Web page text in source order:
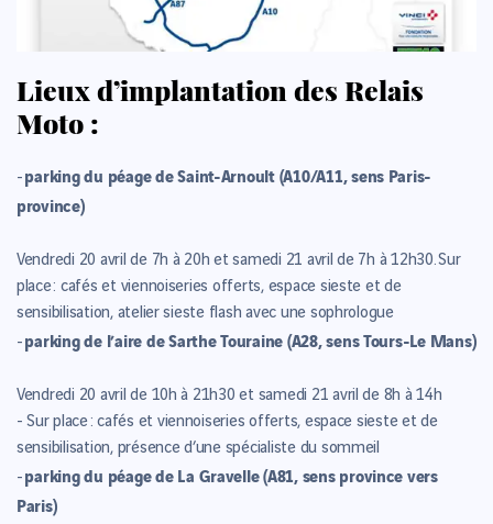
Lieux d’implantation des Relais
Moto :
-parking du péage de Saint-Arnoult (A10/A11, sens Paris-
province)
Vendredi 20 avril de 7h à 20h et samedi 21 avril de 7h à 12h30.Sur
place : cafés et viennoiseries offerts, espace sieste et de
sensibilisation, atelier sieste flash avec une sophrologue
-parking de l’aire de Sarthe Touraine (A28, sens Tours-Le Mans)
Vendredi 20 avril de 10h à 21h30 et samedi 21 avril de 8h à 14h
- Sur place : cafés et viennoiseries offerts, espace sieste et de
sensibilisation, présence d’une spécialiste du sommeil
-parking du péage de La Gravelle (A81, sens province vers
Paris)